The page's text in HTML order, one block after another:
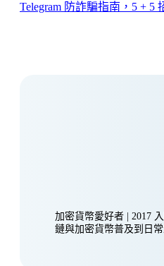
Telegram 防詐騙指南，5 + 5
加密貨幣愛好者 | 2017
鏈與加密貨幣普及到日